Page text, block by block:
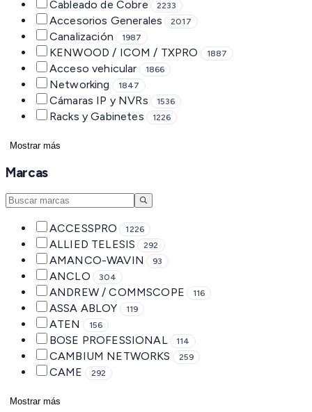
Cableado de Cobre 2233
Accesorios Generales 2017
Canalización 1987
KENWOOD / ICOM / TXPRO 1887
Acceso vehicular 1866
Networking 1847
Cámaras IP y NVRs 1536
Racks y Gabinetes 1226
Mostrar más
Marcas
ACCESSPRO 1226
ALLIED TELESIS 292
AMANCO-WAVIN 93
ANCLO 304
ANDREW / COMMSCOPE 116
ASSA ABLOY 119
ATEN 156
BOSE PROFESSIONAL 114
CAMBIUM NETWORKS 259
CAME 292
Mostrar más